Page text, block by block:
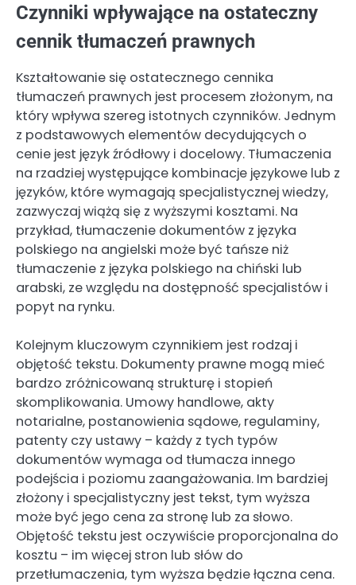
Czynniki wpływające na ostateczny
cennik tłumaczeń prawnych
Kształtowanie się ostatecznego cennika
tłumaczeń prawnych jest procesem złożonym, na
który wpływa szereg istotnych czynników. Jednym
z podstawowych elementów decydujących o
cenie jest język źródłowy i docelowy. Tłumaczenia
na rzadziej występujące kombinacje językowe lub z
języków, które wymagają specjalistycznej wiedzy,
zazwyczaj wiążą się z wyższymi kosztami. Na
przykład, tłumaczenie dokumentów z języka
polskiego na angielski może być tańsze niż
tłumaczenie z języka polskiego na chiński lub
arabski, ze względu na dostępność specjalistów i
popyt na rynku.
Kolejnym kluczowym czynnikiem jest rodzaj i
objętość tekstu. Dokumenty prawne mogą mieć
bardzo zróżnicowaną strukturę i stopień
skomplikowania. Umowy handlowe, akty
notarialne, postanowienia sądowe, regulaminy,
patenty czy ustawy – każdy z tych typów
dokumentów wymaga od tłumacza innego
podejścia i poziomu zaangażowania. Im bardziej
złożony i specjalistyczny jest tekst, tym wyższa
może być jego cena za stronę lub za słowo.
Objętość tekstu jest oczywiście proporcjonalna do
kosztu – im więcej stron lub słów do
przetłumaczenia, tym wyższa będzie łączna cena.